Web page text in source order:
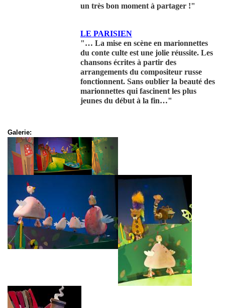
un très bon moment à partager !"
LE PARISIEN
"… La mise en scène en marionnettes
du conte culte est une jolie réussite. Les
chansons écrites à partir des
arrangements du compositeur russe
fonctionnent. Sans oublier la beauté des
marionnettes qui fascinent les plus
jeunes du début à la fin…"
Galerie: